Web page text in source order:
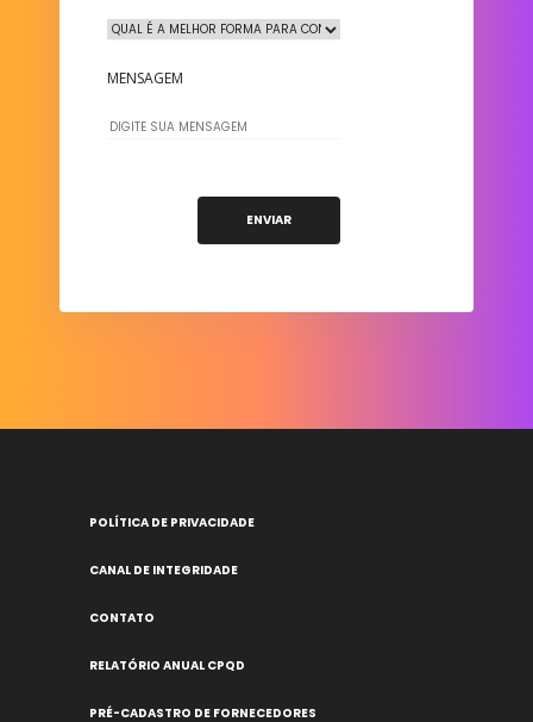
MENSAGEM
POLÍTICA DE PRIVACIDADE
CANAL DE INTEGRIDADE
CONTATO
RELATÓRIO ANUAL CPQD
PRÉ-CADASTRO DE FORNECEDORES